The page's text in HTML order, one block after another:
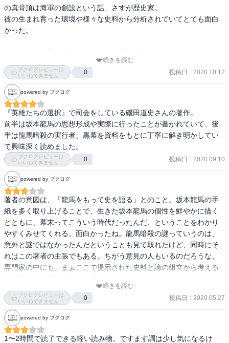
の真骨頂は海軍の創設という話、さすが歴史家。
彼の生まれ育った環境や様々な史料から分析されていてとても面白
かった。
龍馬を中心とした幕末の流れを把握できる第二章。
そして龍馬暗殺の黒幕に迫る第三章。
幕末はややこしいけど面白い、それを実感できる本でした。
続きを読む
ブクログレビューは
いいねできません
0 投稿日 : 2020.10.12
powered by ブクログ
『英雄たちの選択』で司会をしている磯田道史さんの著作。
前半は坂本龍馬の思想形成や実際に行ったことが書かれていて、後
半は龍馬暗殺の実行者、黒幕を資料をもとに丁寧に解き明かしてい
て興味深く読めました。
ブクログレビューは
いいねできません
0 投稿日 : 2020.09.10
powered by ブクログ
著者の意図は、「龍馬をもって史を語る」とのこと。坂本龍馬の手
紙を多く取り上げることで、生きた坂本龍馬の個性を鮮やかに描く
とともに、幕末ってこういう時代だったんだ、ということをわかり
やすくみせてくれる。面白かったね。龍馬暗殺の謎っていうのは、
意外と謎ではなかったんだということも見て取れたけど、同時にそ
れはこの著者の主張でもある。ちがう意見の人もいるのだろうな、
専門家の中にも。まぁここで提示された史料と論の組立から考える
続きを読む
ブクログレビューは
いいねできません
0 投稿日 : 2020.05.27
powered by ブクログ
1〜2時間で読了できる軽い読み物。ですます調は少し気になるけ